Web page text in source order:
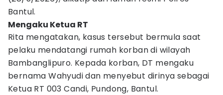
Bantul.
Mengaku Ketua RT
Rita mengatakan, kasus tersebut bermula saat
pelaku mendatangi rumah korban di wilayah
Bambanglipuro. Kepada korban, DT mengaku
bernama Wahyudi dan menyebut dirinya sebagai
Ketua RT 003 Candi, Pundong, Bantul.